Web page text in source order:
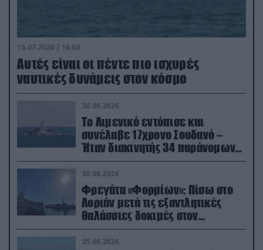
15.07.2026 | 16:03
Aυτές είναι οι πέντε πιο ισχυρές
ναυτικές δυνάμεις στον κόσμο
30.06.2026
Το Λιμενικό εντόπισε και
συνέλαβε 17χρονο Σουδανό –
Ήταν διακινητής 34 παράνομων
μεταναστών
30.06.2026
Φρεγάτα «Φορμίων»: Πίσω στο
Λοριάν μετά τις εξαντλητικές
θαλάσσιες δοκιμές στον
απαιτητικό Βισκαϊκό
25.06.2026